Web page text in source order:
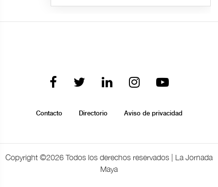
Contacto Directorio Aviso de privacidad
Copyright ©2026 Todos los derechos reservados | La Jornada
Maya